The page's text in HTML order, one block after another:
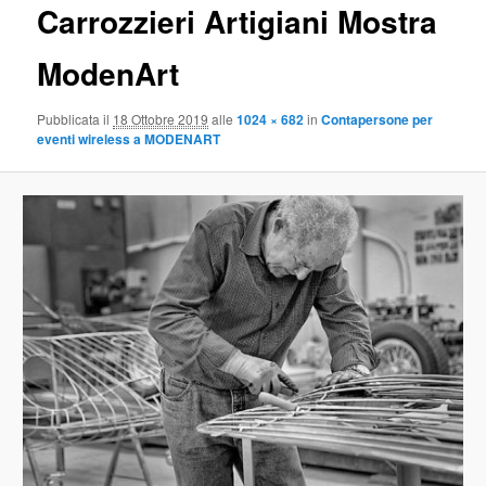
Carrozzieri Artigiani Mostra
ModenArt
Pubblicata il 18 Ottobre 2019 alle1024 × 682inContapersone per
eventi wireless a MODENART